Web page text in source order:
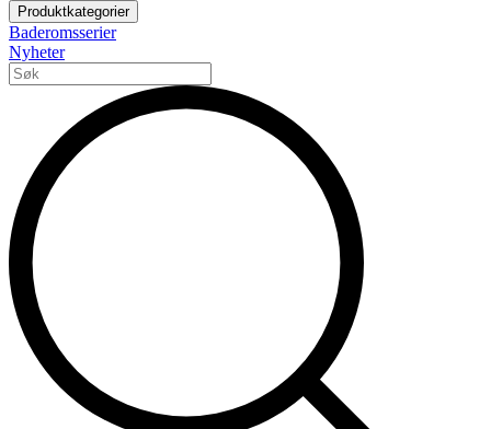
Produktkategorier
Baderomsserier
Nyheter